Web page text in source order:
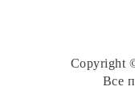
Copyright
Все